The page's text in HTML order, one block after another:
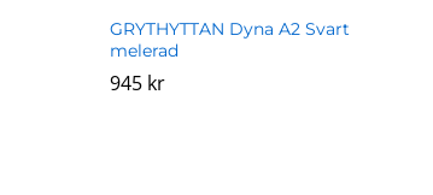
GRYTHYTTAN Dyna A2 Svart
melerad
945 kr
945 kr